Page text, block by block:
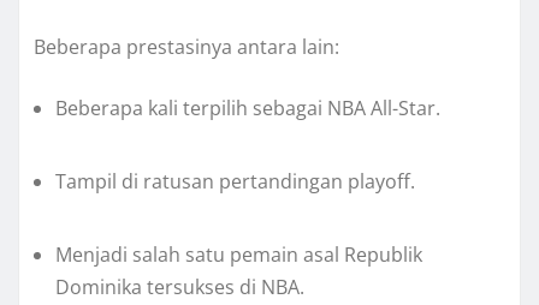
Beberapa prestasinya antara lain:
Beberapa kali terpilih sebagai NBA All-Star.
Tampil di ratusan pertandingan playoff.
Menjadi salah satu pemain asal Republik
Dominika tersukses di NBA.